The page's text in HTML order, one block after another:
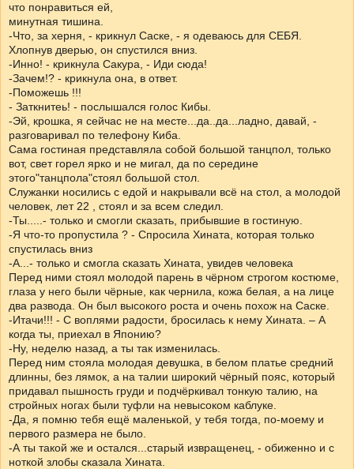
что понравиться ей,
минутная тишина.
-Что, за херня, - крикнул Саске, - я одеваюсь для СЕБЯ.
Хлопнув дверью, он спустился вниз.
-Инно! - крикнула Сакура, - Иди сюда!
-Зачем!? - крикнула она, в ответ.
-Поможешь !!!
- Заткнитеь! - послышался голос Кибы.
-Эй, крошка, я сейчас не на месте...да..да...ладно, давай, -
разговаривал по телефону Киба.
Сама гостиная представляла собой большой танцпол, только
вот, свет горел ярко и не мигал, да по середине
этого"танцпола"стоял большой стол.
Служанки носились с едой и накрывали всё на стол, а молодой
человек, лет 22 , стоял и за всем следил.
-Ты.....- только и смогли сказать, прибывшие в гостиную.
-Я что-то пропустила ? - Спросила Хината, которая только
спустилась вниз
-А...- только и смогла сказать Хината, увидев человека
Перед ними стоял молодой парень в чёрном строгом костюме,
глаза у него были чёрные, как чернила, кожа белая, а на лице
два развода. Он был высокого роста и очень похож на Саске.
-Итачи!!! - С воплями радости, бросилась к нему Хината. – А
когда ты, приехал в Японию?
-Ну, неделю назад, а ты так изменилась.
Перед ним стояла молодая девушка, в белом платье средний
длинны, без лямок, а на талии широкий чёрный пояс, который
придавал пышность груди и подчёркивал тонкую талию, на
стройных ногах были туфли на невысоком каблуке.
-Да, я помню тебя ещё маленькой, у тебя тогда, по-моему и
первого размера не было.
-А ты такой же и остался...старый извращенец, - обиженно и с
ноткой злобы сказала Хината.